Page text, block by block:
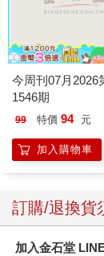
今周刊07月2026
1546期
99 特價 94 元
加入購物車
訂購/退換貨
加入金石堂